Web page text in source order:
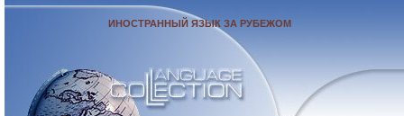
ИНОСТРАННЫЙ ЯЗЫК ЗА РУБЕЖОМ